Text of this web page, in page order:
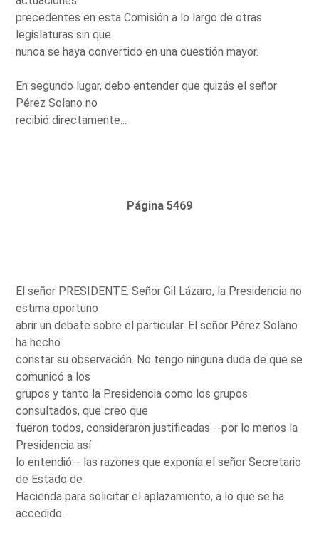
precedentes en esta Comisión a lo largo de otras
legislaturas sin que
nunca se haya convertido en una cuestión mayor.
En segundo lugar, debo entender que quizás el señor
Pérez Solano no
recibió directamente...
Página 5469
El señor PRESIDENTE: Señor Gil Lázaro, la Presidencia no
estima oportuno
abrir un debate sobre el particular. El señor Pérez Solano
ha hecho
constar su observación. No tengo ninguna duda de que se
comunicó a los
grupos y tanto la Presidencia como los grupos
consultados, que creo que
fueron todos, consideraron justificadas --por lo menos la
Presidencia así
lo entendió-- las razones que exponía el señor Secretario
de Estado de
Hacienda para solicitar el aplazamiento, a lo que se ha
accedido.